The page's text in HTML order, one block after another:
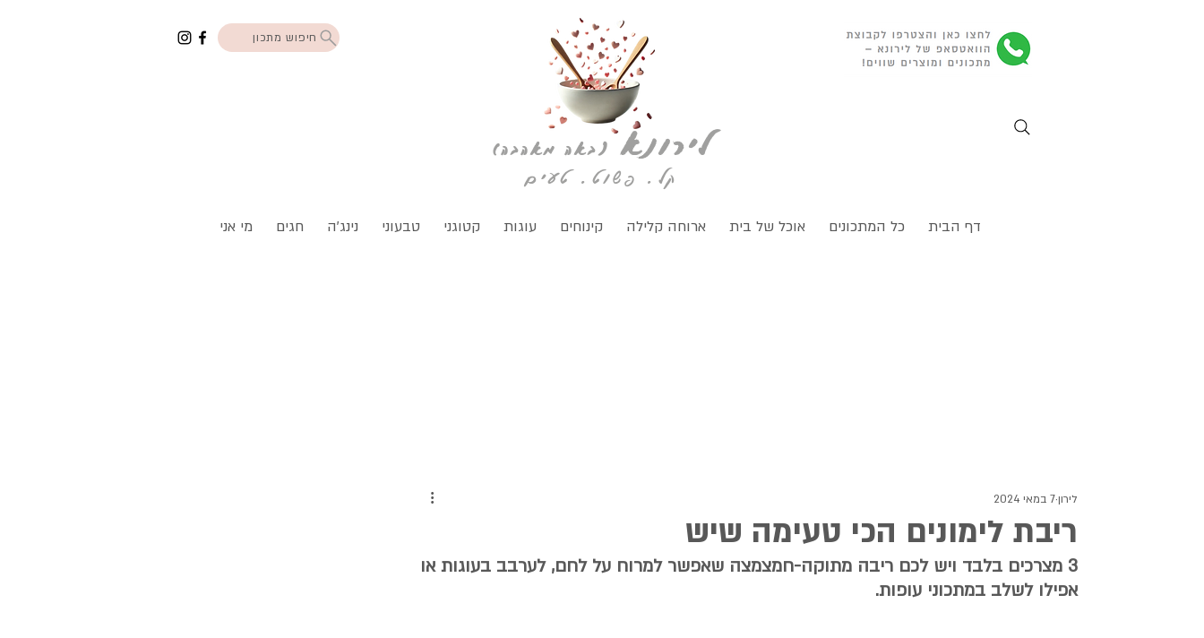
לירונא(באה מאהבה)
קל. פשוט. טעים
חיפוש מתכון
דף הבית כל המתכונים אוכל של בית ארוחה קלילה קינוחים עוגות קטוגני טבעוני נינג'ה חגים מי אני
ריבת לימונים הכי טעימה שיש
לירון7 במאי 2024
3 מצרכים בלבד ויש לכם ריבה מתוקה-חמצמצה שאפשר למרוח על לחם, לערבב בעוגות או
אפילו לשלב במתכוני עופות.